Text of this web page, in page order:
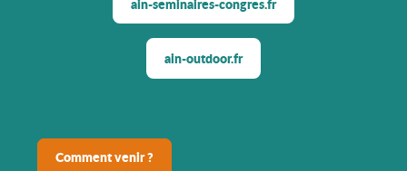
ain-outdoor.fr
Comment venir ?